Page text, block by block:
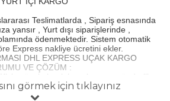
Teslimatlarda , Sipariş esnasında
yansır , Yurt dışı siparişlerinde ,
ödenmektedir. Sistem otomatik
Express nakliye ücretini ekler.
DHL EXPRESS UÇAK KARGO
VE ÇÖZÜM :
özel olarak hazırlanır ve gönderilir ,
İkinci üründe %50 indirim yapılır.
görmek için tıklayınız